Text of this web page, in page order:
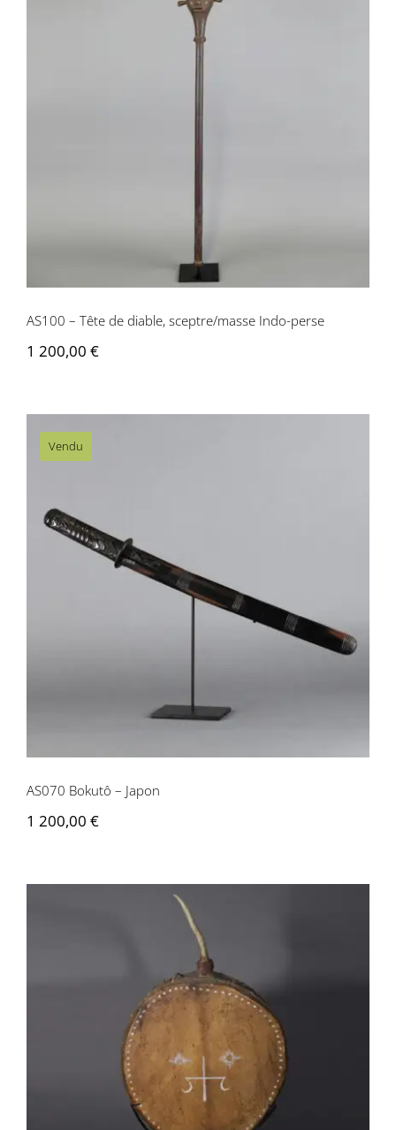
AS100 – Tête de diable, sceptre/masse
AS100 – Tête de diable, sceptre/masse Indo-perse
1 200,00 €
Vendu
AS070 Bokutô – Japon
AS070 Bokutô – Japon
1 200,00 €
AS038 Tambour de Chaman Evenk –
Sibérie, Russie